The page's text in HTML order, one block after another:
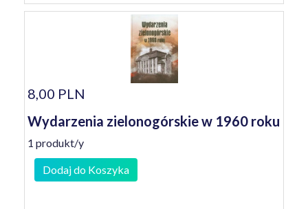
8,00 PLN
Wydarzenia zielonogórskie w 1960 roku
1 produkt/y
Dodaj do Koszyka